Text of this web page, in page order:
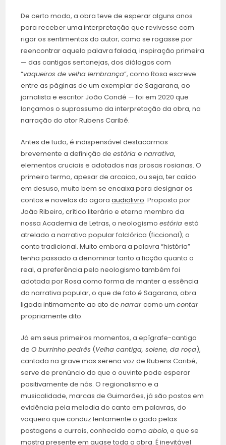
De certo modo, a obra teve de esperar alguns anos
para receber uma interpretação que revivesse com
rigor os sentimentos do autor; como se rogasse por
reencontrar aquela palavra falada, inspiração primeira
— das cantigas sertanejas, dos diálogos com
“vaqueiros de velha lembrança”, como Rosa escreve
entre as páginas de um exemplar de Sagarana, ao
jornalista e escritor João Condé — foi em 2020 que
lançamos o suprassumo da interpretação da obra, na
narração do ator Rubens Caribé.
Antes de tudo, é indispensável destacarmos
brevemente a definição deestóriaenarrativa,
elementos cruciais e adotados nas prosas rosianas. O
primeiro termo, apesar de arcaico, ou seja, ter caído
em desuso, muito bem se encaixa para designar os
contos e novelas do agoraaudiolivro. Proposto por
João Ribeiro, crítico literário e eterno membro da
nossa Academia de Letras, o neologismoestóriaestá
atrelado a narrativa popular folclórica (ficcional); o
conto tradicional. Muito embora a palavra “história”
tenha passado a denominar tanto a ficção quanto o
real, a preferência pelo neologismo também foi
adotada por Rosa como forma de manter a essência
da narrativa popular, o que de fatoéSagarana, obra
ligada intimamente ao ato denarrarcomo umcontar
propriamente dito.
Já em seus primeiros momentos, a epígrafe-cantiga
deO burrinho pedrês (Velha cantiga, solene, da roça),
cantada na grave mas serena voz de Rubens Caribé,
serve de prenúncio do que o ouvinte pode esperar
positivamente de nós. O regionalismo e a
musicalidade, marcas de Guimarães, já são postos em
evidência pela melodia do canto em palavras, do
vaqueiro que conduz lentamente o gado pelas
pastagens e currais, conhecido comoaboio, e que se
mostra presente em quase toda a obra. É inevitável